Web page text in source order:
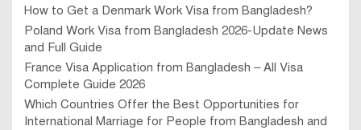
How to Get a Denmark Work Visa from Bangladesh?
Poland Work Visa from Bangladesh 2026-Update News
and Full Guide
France Visa Application from Bangladesh – All Visa
Complete Guide 2026
Which Countries Offer the Best Opportunities for
International Marriage for People from Bangladesh and